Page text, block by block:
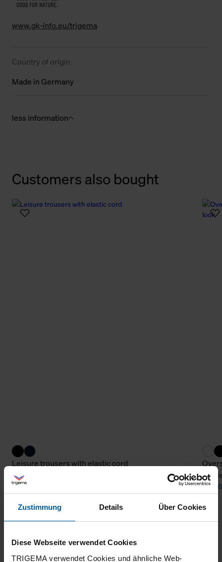
Zustimmung Details Über Cookies
Diese Webseite verwendet Cookies
TRIGEMA verwendet Cookies und ähnliche Web-
www.gk-info.eu/trigema
Country of origin
Made in Germany
less information
Customers also bought
Leisure trousers with elastic cord
from 108,80 € from